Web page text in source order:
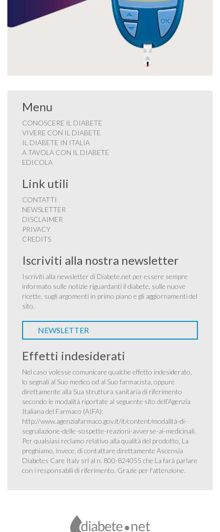
Menu
CONOSCERE IL DIABETE
VIVERE CON IL DIABETE
IL DIABETE IN ITALIA
A TAVOLA CON IL DIABETE
EDICOLA
Link utili
CONTATTI
NEWSLETTER
DISCLAIMER
PRIVACY
CREDITS
Iscriviti alla nostra newsletter
Iscriviti alla newsletter di Diabete.net per essere sempre
informato sulle notizie riguardanti il diabete, sulle nuove
ricette, sugli argomenti in primo piano e gli aggiornamenti del
sito.
NEWSLETTER
Effetti indesiderati
Nel caso volesse comunicare qualche effetto indesiderato,
lo segnali al Suo medico od al Suo farmacista, oppure
direttamente alla Sua struttura sanitaria di riferimento
secondo le modalità riportate al seguente sito dell’Agenzia
Italiana del Farmaco (AIFA):
http://www.agenziafarmaco.gov.it/it/content/modalità-di-
segnalazione-delle-sospette-reazioni-avverse-ai-medicinali.
Per qualsiasi reclamo relativo alla qualità del prodotto, La
preghiamo, invece, di contattare direttamente Ascensia
Diabetes Care Italy srl al n. 800-824055 che La farà parlare
con i responsabili di riferimento. Grazie per l’attenzione.